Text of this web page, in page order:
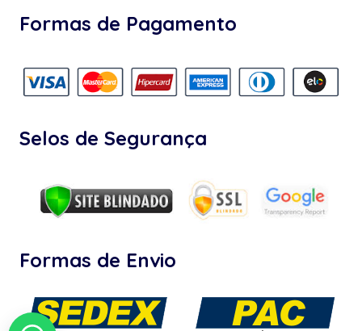
Formas de Pagamento
Selos de Segurança
Formas de Envio